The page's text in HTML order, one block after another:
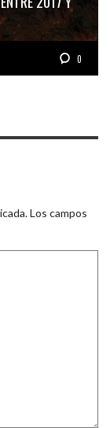
0
Los campos